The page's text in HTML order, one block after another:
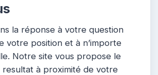
la réponse à votre question
votre position et à n’importe
Notre site vous propose le
resultat à proximité de votre